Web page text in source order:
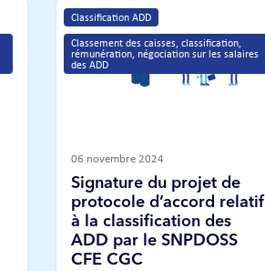
Classification ADD
Classement des caisses, classification,
rémunération, négociation sur les salaires
des ADD
06 novembre 2024
Signature du projet de
protocole d’accord relatif
à la classification des
ADD par le SNPDOSS
CFE CGC